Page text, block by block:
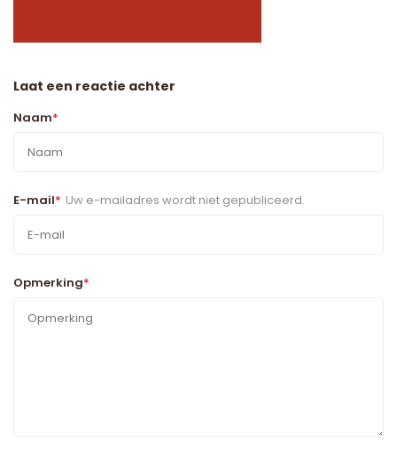
Laat een reactie achter
Naam*
E-mail* Uw e-mailadres wordt niet gepubliceerd.
Opmerking*